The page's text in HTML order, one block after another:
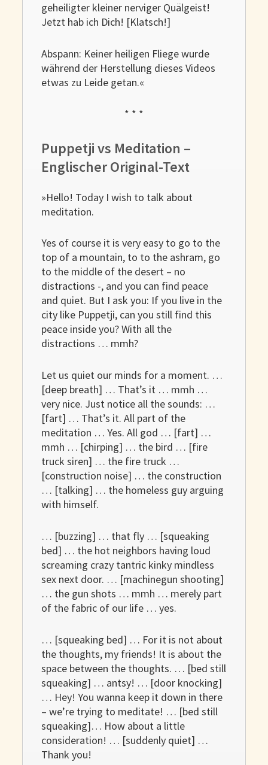
geheiligter kleiner nerviger Quälgeist!
Jetzt hab ich Dich! [Klatsch!]
Abspann: Keiner heiligen Fliege wurde
während der Herstellung dieses Videos
etwas zu Leide getan.«
* * *
Puppetji vs Meditation –
Englischer Original-Text
»Hello! Today I wish to talk about
meditation.
Yes of course it is very easy to go to the
top of a mountain, to to the ashram, go
to the middle of the desert – no
distractions -, and you can find peace
and quiet. But I ask you: If you live in the
city like Puppetji, can you still find this
peace inside you? With all the
distractions … mmh?
Let us quiet our minds for a moment. …
[deep breath] … That’s it … mmh …
very nice. Just notice all the sounds: …
[fart] … That’s it. All part of the
meditation … Yes. All god … [fart] …
mmh … [chirping] … the bird … [fire
truck siren] … the fire truck …
[construction noise] … the construction
… [talking] … the homeless guy arguing
with himself.
… [buzzing] … that fly … [squeaking
bed] … the hot neighbors having loud
screaming crazy tantric kinky mindless
sex next door. … [machinegun shooting]
… the gun shots … mmh … merely part
of the fabric of our life … yes.
… [squeaking bed] … For it is not about
the thoughts, my friends! It is about the
space between the thoughts. … [bed still
squeaking] … antsy! … [door knocking]
… Hey! You wanna keep it down in there
– we’re trying to meditate! … [bed still
squeaking]… How about a little
consideration! … [suddenly quiet] …
Thank you!